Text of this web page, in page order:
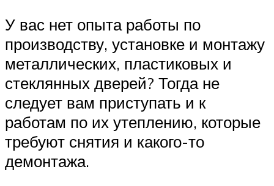
У вас нет опыта работы по
производству, установке и монтажу
металлических, пластиковых и
стеклянных дверей? Тогда не
следует вам приступать и к
работам по их утеплению, которые
требуют снятия и какого-то
демонтажа.